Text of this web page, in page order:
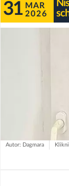
31 MAR
2026
Autor: Dagmara